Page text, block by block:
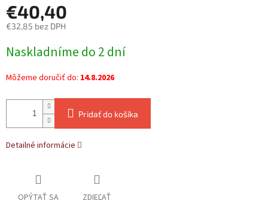
€40,40
€32,85 bez DPH
cena:
Naskladníme do 2 dní
Môžeme doručiť do: 14.8.2026
Pridať do košíka
Detailné informácie
OPÝTAŤ SA ZDIEĽAŤ